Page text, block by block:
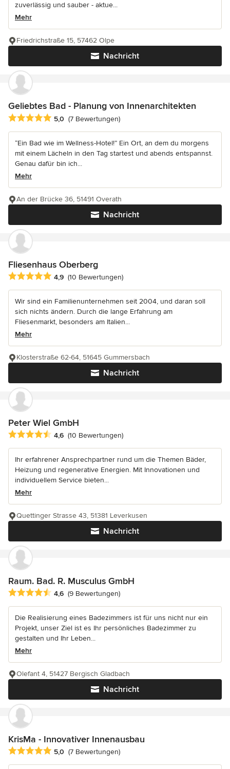
zuverlässig und sauber - aktue...
Mehr
Nachricht
Friedrichstraße 15, 57462 Olpe
Geliebtes Bad - Planung von Innenarchitekten
Durchschnittliche Bewertung: 5 von 5 Sternen
5,0 (7 Bewertungen)
“Ein Bad wie im Wellness-Hotel!” Ein Ort, an dem du morgens
mit einem Lächeln in den Tag startest und abends entspannst.
Genau dafür bin ich...
Mehr
Nachricht
An der Brücke 36, 51491 Overath
Fliesenhaus Oberberg
Durchschnittliche Bewertung: 4.9 von 5 Sternen
4,9 (10 Bewertungen)
Wir sind ein Familienunternehmen seit 2004, und daran soll
sich nichts ändern. Durch die lange Erfahrung am
Fliesenmarkt, besonders am Italien...
Mehr
Nachricht
Klosterstraße 62-64, 51645 Gummersbach
Peter Wiel GmbH
Durchschnittliche Bewertung: 4.6 von 5 Sternen
4,6 (10 Bewertungen)
Ihr erfahrener Ansprechpartner rund um die Themen Bäder,
Heizung und regenerative Energien. Mit Innovationen und
individuellem Service bieten...
Mehr
Nachricht
Quettinger Strasse 43, 51381 Leverkusen
Raum. Bad. R. Musculus GmbH
Durchschnittliche Bewertung: 4.6 von 5 Sternen
4,6 (9 Bewertungen)
Die Realisierung eines Badezimmers ist für uns nicht nur ein
Projekt, unser Ziel ist es Ihr persönliches Badezimmer zu
gestalten und Ihr Leben...
Mehr
Nachricht
Olefant 4, 51427 Bergisch Gladbach
KrisMa - Innovativer Innenausbau
Durchschnittliche Bewertung: 5 von 5 Sternen
5,0 (7 Bewertungen)